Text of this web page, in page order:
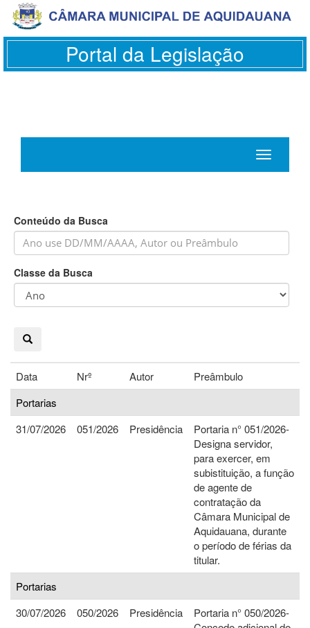
Portal da Legislação
Toggle
navigation
Conteúdo da Busca
Classe da Busca
Data Nrº Autor
Preâmbulo
Portarias
31/07/2026
051/2026 Presidência
Portaria n° 051/2026-
Designa servidor,
para exercer, em
subistituição, a função
de agente de
contratação da
Câmara Municipal de
Aquidauana, durante
o período de férias da
titular.
Portarias
30/07/2026
050/2026 Presidência
Portaria n° 050/2026-